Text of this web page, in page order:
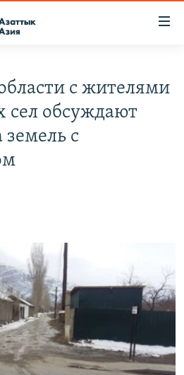
с жителями
сел обсуждают
с